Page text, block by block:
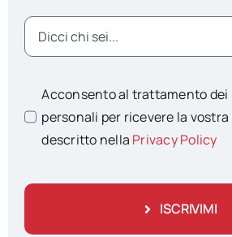
Acconsento al trattamento dei
personali per ricevere la
descritto nella Privacy Policy
ISCRIVIMI